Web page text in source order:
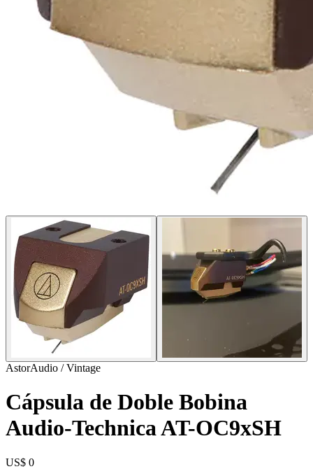
AstorAudio / Vintage
Cápsula de Doble Bobina
Audio-Technica AT-OC9xSH
US$ 0